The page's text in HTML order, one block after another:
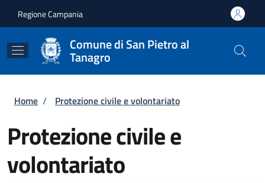
Regione Campania
Comune di San Pietro al
Tanagro
Briciole di pane
Home / Protezione civile e volontariato
Protezione civile e
volontariato